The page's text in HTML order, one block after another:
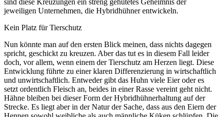
jeweiligen Unternehmen, die Hybridhühner entwickeln.
Kein Platz für Tierschutz
Nun könnte man auf den ersten Blick meinen, dass nichts dagegen
spricht, geschickt zu kreuzen. Aber das tut es in diesem Fall leider
doch, vor allem, wenn einem der Tierschutz am Herzen liegt. Diese
Entwicklung führte zu einer klaren Differenzierung in wirtschaftlich
und unwirtschaftlich. Entweder gibt das Huhn viele Eier oder es
setzt ordentlich Fleisch an, beides in einer Rasse vereint geht nicht.
Hähne bleiben bei dieser Form der Hybridhühnerhaltung auf der
Strecke. Es liegt aber in der Natur der Sache, dass aus den Eiern der